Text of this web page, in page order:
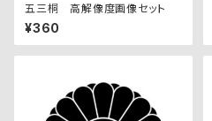
五三桐 高解像度画像セット
¥360